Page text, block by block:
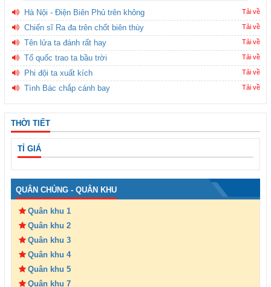
Hà Nội - Điện Biên Phủ trên không Tải về
Chiến sĩ Ra đa trên chốt biên thùy Tải về
Tên lửa ta đánh rất hay Tải về
Tổ quốc trao ta bầu trời Tải về
Phi đội ta xuất kích Tải về
Tình Bác chắp cánh bay Tải về
THỜI TIẾT
TỈ GIÁ
QUÂN CHỦNG - QUÂN KHU
Quân khu 1
Quân khu 2
Quân khu 3
Quân khu 4
Quân khu 5
Quân khu 7